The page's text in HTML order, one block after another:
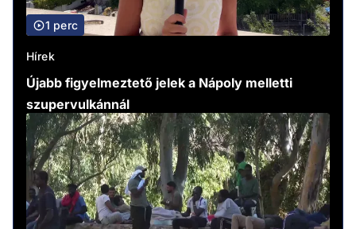
1 perc
Hírek
Újabb figyelmeztető jelek a Nápoly melletti
szupervulkánnál